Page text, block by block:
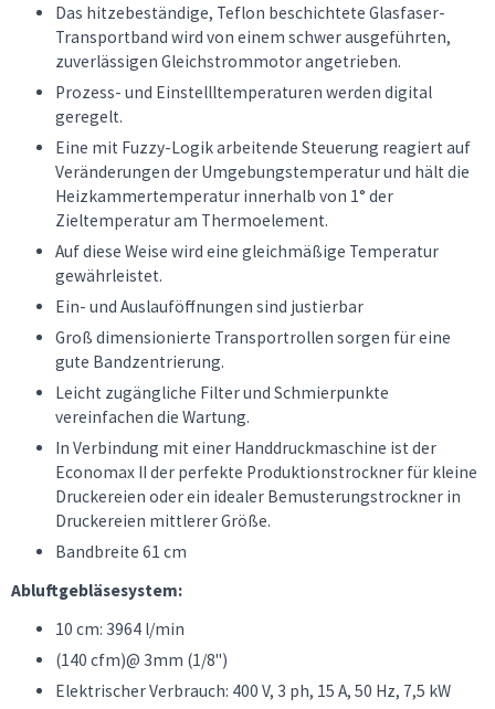
Das hitzebeständige, Teflon beschichtete Glasfaser-
Transportband wird von einem schwer ausgeführten,
zuverlässigen Gleichstrommotor angetrieben.
Prozess- und Einstellltemperaturen werden digital
geregelt.
Eine mit Fuzzy-Logik arbeitende Steuerung reagiert auf
Veränderungen der Umgebungstemperatur und hält die
Heizkammertemperatur innerhalb von 1° der
Zieltemperatur am Thermoelement.
Auf diese Weise wird eine gleichmäßige Temperatur
gewährleistet.
Ein- und Auslauföffnungen sind justierbar
Groß dimensionierte Transportrollen sorgen für eine
gute Bandzentrierung.
Leicht zugängliche Filter und Schmierpunkte
vereinfachen die Wartung.
In Verbindung mit einer Handdruckmaschine ist der
Economax II der perfekte Produktionstrockner für kleine
Druckereien oder ein idealer Bemusterungstrockner in
Druckereien mittlerer Größe.
Bandbreite 61 cm
Abluftgebläsesystem:
10 cm: 3964 l/min
(140 cfm)@ 3mm (1/8")
Elektrischer Verbrauch: 400 V, 3 ph, 15 A, 50 Hz, 7,5 kW